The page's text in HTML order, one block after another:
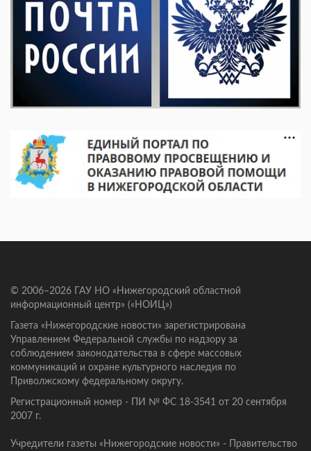
© 2006–2026 ГАУ НО «Нижегородский областной
информационный центр» («НОИЦ»)
Газета «Нижегородские новости» зарегистрирована
Управлением Федеральной службы по надзору за
соблюдением законодательства в сфере массовых
коммуникаций и охране культурного наследия по
Приволжскому федеральному округу.
Регистрационный номер - ПИ № ФС 18-3541 от 20 сентября
2007 г.
Учредители газеты «Нижегородские новости» - Правительство